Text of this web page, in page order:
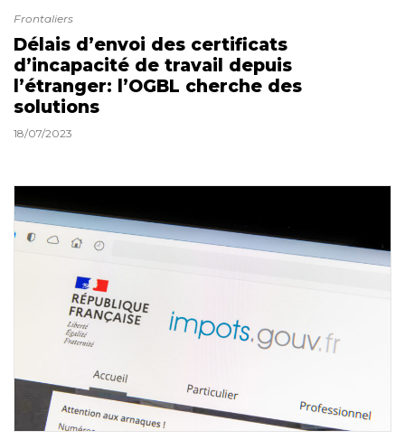
Frontaliers
Délais d’envoi des certificats
d’incapacité de travail depuis
l’étranger: l’OGBL cherche des
solutions
18/07/2023